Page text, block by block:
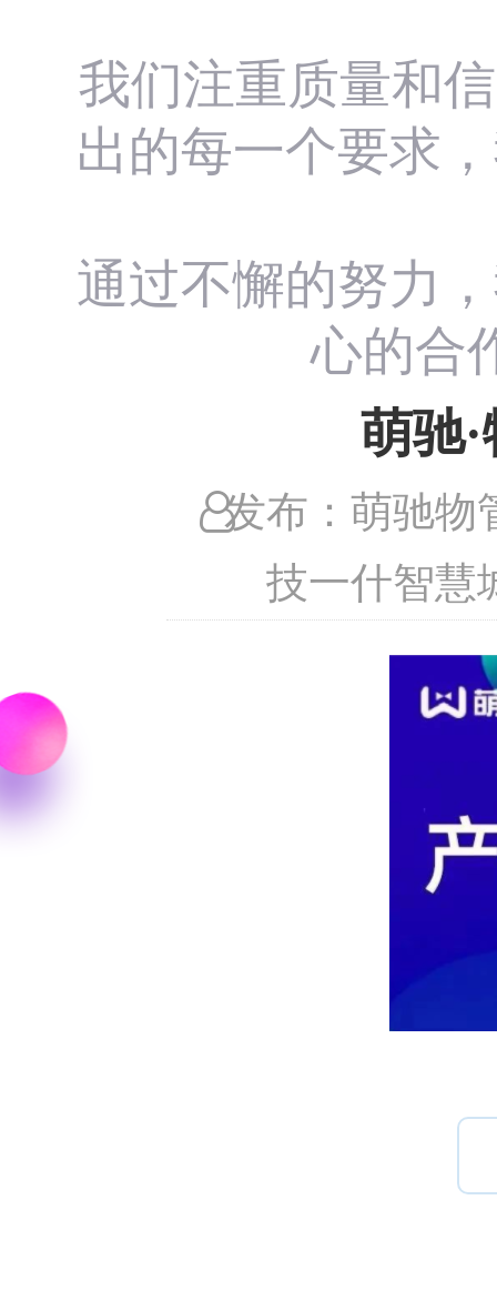
我们注重质量和
出的每一个要求
通过不懈的努力
心的合
萌驰
发布：萌驰物
技一什智慧